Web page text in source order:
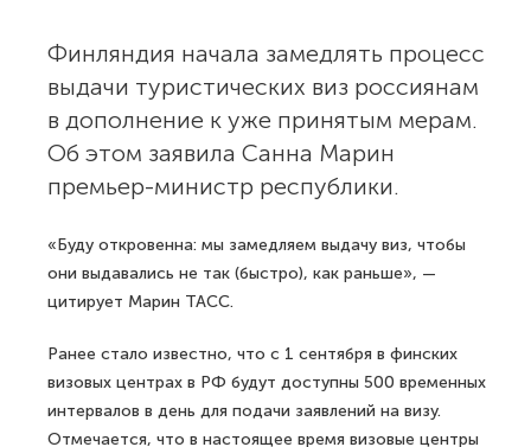
Финляндия начала замедлять процесс
выдачи туристических виз россиянам
в дополнение к уже принятым мерам.
Об этом заявила Санна Марин
премьер-министр республики.
«Буду откровенна: мы замедляем выдачу виз, чтобы
они выдавались не так (быстро), как раньше», —
цитирует Марин ТАСС.
Ранее стало известно, что с 1 сентября в финских
визовых центрах в РФ будут доступны 500 временных
интервалов в день для подачи заявлений на визу.
Отмечается, что в настоящее время визовые центры